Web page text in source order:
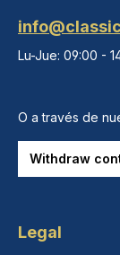
Lu-Jue: 09:00 -
O a través de
Withdraw
Legal